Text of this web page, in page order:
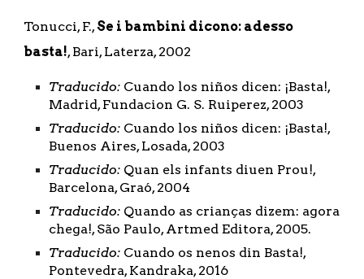
Tonucci, F., Se i bambini dicono: adesso
basta!, Bari, Laterza, 2002
Traducido: Cuando los niños dicen: ¡Basta!,
Madrid, Fundacion G. S. Ruiperez, 2003
Traducido: Cuando los niños dicen: ¡Basta!,
Buenos Aires, Losada, 2003
Traducido: Quan els infants diuen Prou!,
Barcelona, Graó, 2004
Traducido: Quando as crianças dizem: agora
chega!, São Paulo, Artmed Editora, 2005.
Traducido: Cuando os nenos din Basta!,
Pontevedra, Kandraka, 2016